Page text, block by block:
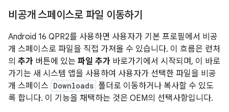
비공개 스페이스로 파일 이동하기
Android 16 QPR2를 사용하면 사용자가 기본 프로필에서 비공
개 스페이스로 파일을 직접 가져올 수 있습니다. 이 흐름은 런처
의 추가 버튼에 있는 파일 추가 바로가기에서 시작되며, 이 바로
가기는 새 시스템 앱을 사용하여 사용자가 선택한 파일을 비공
개 스페이스 Downloads 폴더로 이동하거나 복사할 수 있도
록 합니다. 이 기능을 채택하는 것은 OEM의 선택사항입니다.